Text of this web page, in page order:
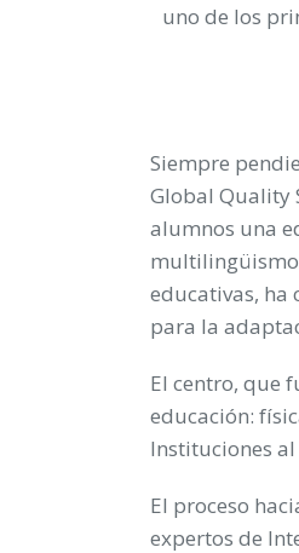
uno de los
Siempre
Global Quality
alumnos una
multilingüismo
educativas, ha
para la
El centro, que
educación:
Instituciones
El proceso
expertos de